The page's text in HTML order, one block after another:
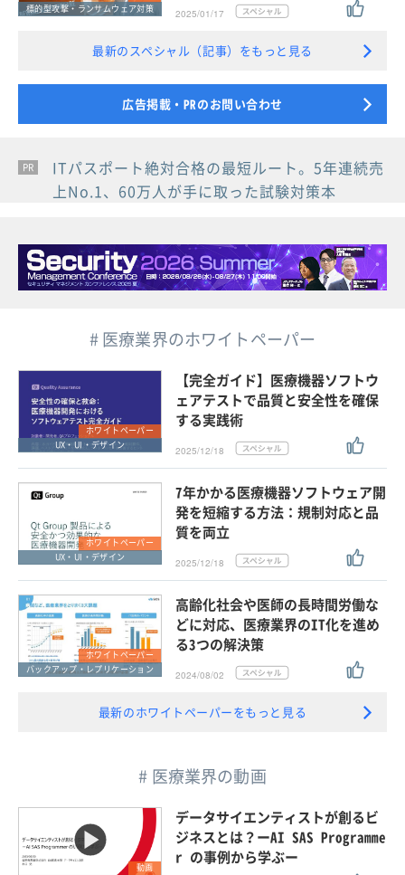
標的型攻撃・ランサムウェア対策 2025/01/17
最新のスペシャル（記事）をもっと見る
広告掲載・PRのお問い合わせ
PR
PR
PR
ITパスポート絶対合格の最短ルート。5年連続売
上No.1、60万人が手に取った試験対策本
# 医療業界のホワイトペーパー
ホワイトペーパー
UX・UI・デザイン
【完全ガイド】医療機器ソフトウ
ェアテストで品質と安全性を確保
する実践術
2025/12/18
ホワイトペーパー
UX・UI・デザイン
7年かかる医療機器ソフトウェア開
発を短縮する方法：規制対応と品
質を両立
2025/12/18
ホワイトペーパー
バックアップ・レプリケーション
高齢化社会や医師の長時間労働な
どに対応、医療業界のIT化を進め
る3つの解決策
2024/08/02
最新のホワイトペーパーをもっと見る
# 医療業界の動画
動画
データサイエンティストが創るビ
ジネスとは？ーAI SAS Programme
r の事例から学ぶー